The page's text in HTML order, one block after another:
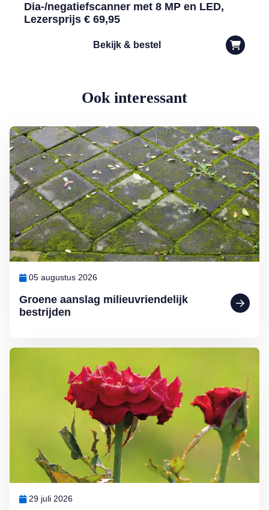
Dia-/negatiefscanner met 8 MP en LED,
Lezersprijs € 69,95
Bekijk & bestel
Ook interessant
Groene aanslag milieuvriendelijk
bestrijden
05 augustus 2026
Lees meer over Groene aanslag milieuvriendelijk bestrijden
29 juli 2026
Lees meer over Klimplanten voor een tuin op het noorden